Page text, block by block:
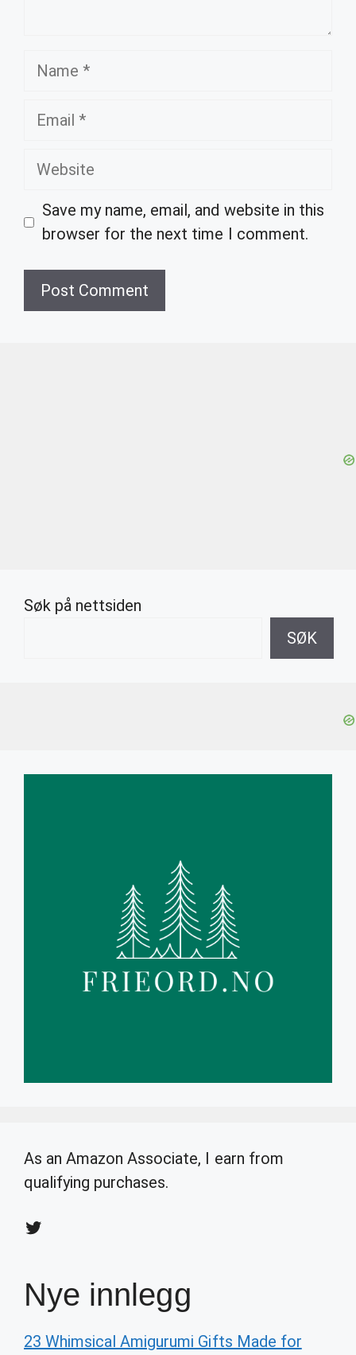
Name
Email
Website
Save my name, email, and website in this
browser for the next time I comment.
Søk på nettsiden
SØK
As an Amazon Associate, I earn from
qualifying purchases.
Twitter
Nye innlegg
23 Whimsical Amigurumi Gifts Made for